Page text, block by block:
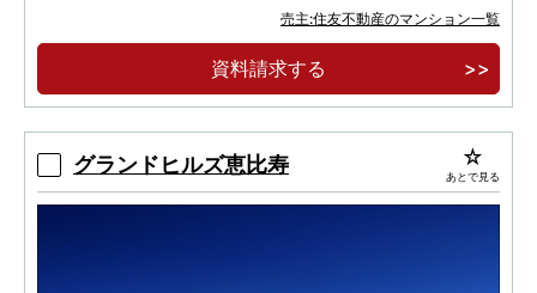
実物体感、竣工済マンション売主:住友不動産のマンション一覧
資料請求する
グランドヒルズ恵比寿 あとで見る